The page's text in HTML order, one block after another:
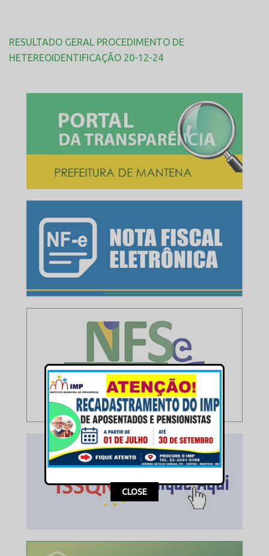
RESULTADO GERAL PROCEDIMENTO DE
HETEREOIDENTIFICAÇÃO 20-12-24
This popup will close in: 16
CLOSE